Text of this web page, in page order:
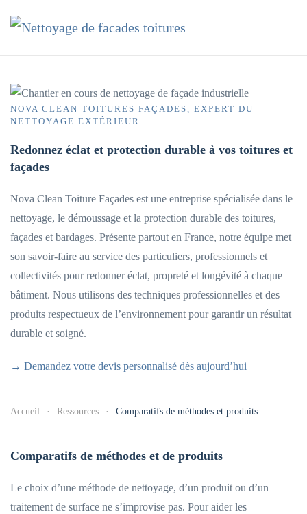
Accéder au contenu principal
NOVA CLEAN TOITURES FAÇADES, EXPERT DU
NETTOYAGE EXTÉRIEUR
Redonnez éclat et protection durable à vos toitures et
façades
Nova Clean Toiture Façades est une entreprise spécialisée dans le
nettoyage, le démoussage et la protection durable des toitures,
façades et bardages. Présente partout en France, notre équipe met
son savoir-faire au service des particuliers, professionnels et
collectivités pour redonner éclat, propreté et longévité à chaque
bâtiment. Nous utilisons des techniques professionnelles et des
produits respectueux de l’environnement pour garantir un résultat
durable et soigné.
→ Demandez votre devis personnalisé dès aujourd’hui
Accueil Ressources Comparatifs de méthodes et produits
Comparatifs de méthodes et de produits
Le choix d’une méthode de nettoyage, d’un produit ou d’un
traitement de surface ne s’improvise pas. Pour aider les